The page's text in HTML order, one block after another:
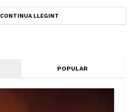
CONTINUA LLEGINT
POPULAR